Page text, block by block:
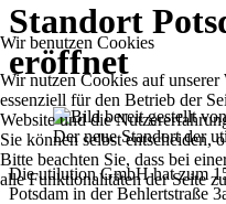
Standort
eröffnet
Der neue Standort der
Die utilution GmbH hat zum
Potsdam in der Behlertstraße
Wir benutzen Cookies
Wir nutzen Cookies auf
essenziell für den Betrieb der
Website und die
Sie können selbst entscheiden,
Bitte beachten Sie, dass bei
alle Funktionalitäten der Seite